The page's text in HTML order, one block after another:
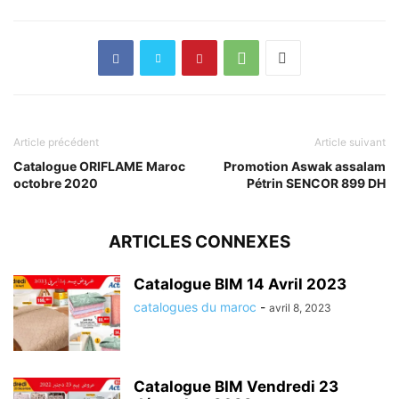
Article précédent
Catalogue ORIFLAME Maroc
octobre 2020
Article suivant
Promotion Aswak assalam
Pétrin SENCOR 899 DH
ARTICLES CONNEXES
Catalogue BIM 14 Avril 2023
catalogues du maroc - avril 8, 2023
Catalogue BIM Vendredi 23